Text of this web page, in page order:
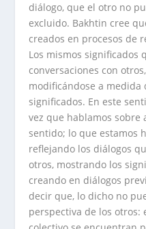
diálogo, que el otro no
excluido. Bakhtin cree
creados en procesos de
Los mismos significados
conversaciones con
modificándose a
significados. En este
vez que hablamos sobre
sentido; lo que estamos
reflejando los diálogos
otros, mostrando los
creando en diálogos
decir que, lo dicho no
perspectiva de los